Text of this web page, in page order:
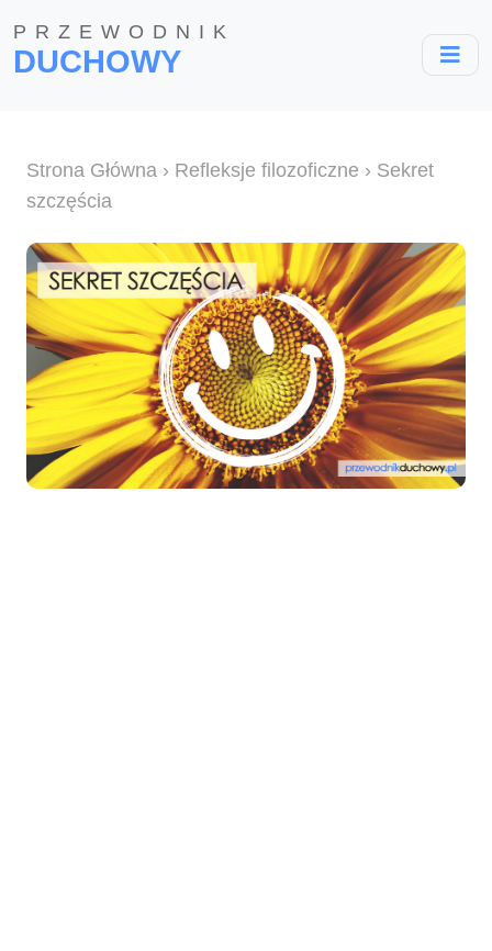
PRZEWODNIK
DUCHOWY
Strona Główna › Refleksje filozoficzne › Sekret
szczęścia